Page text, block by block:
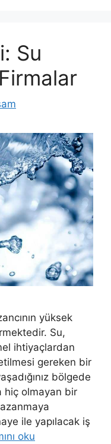
Su
yüksek
Su,
ihtiyaçlardan
gereken bir
bölgede
hiç olmayan bir
ile yapılacak iş
oku